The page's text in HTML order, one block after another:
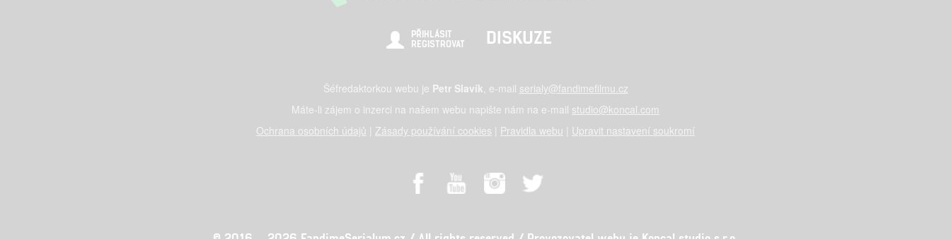
PŘIHLÁSIT
REGISTROVAT
DISKUZE
Šéfredaktorkou webu je Petr Slavík, e-mail serialy@fandimefilmu.cz
Máte-li zájem o inzerci na našem webu napište nám na e-mail studio@koncal.com
Ochrana osobních údajů
Zásady používání cookies Pravidla webu Upravit nastavení soukromí